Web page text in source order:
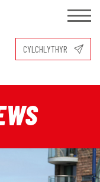
CYLCHLYTHYR